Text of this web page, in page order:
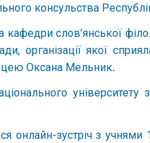
консульства
слов’янської
організації якої
Оксана Мельник.
онлайн-зустріч з